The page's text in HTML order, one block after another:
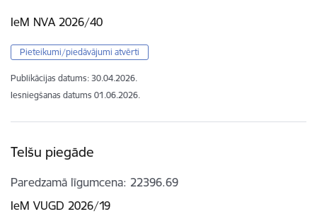
IeM NVA 2026/40
Pieteikumi/piedāvājumi atvērti
Publikācijas datums: 30.04.2026.
Iesniegšanas datums 01.06.2026.
Telšu piegāde
Paredzamā līgumcena 22396.69
IeM VUGD 2026/19